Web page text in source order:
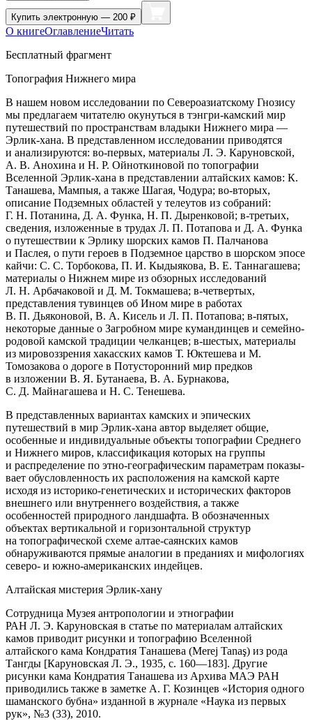
Купить электронную — 200 ₽
О книгеОглавлениеЧитать
Бесплатный фрагмент
Топография Нижнего мира
В нашем новом исследовании по Североазиатскому Гнозису
мы предлагаем читателю окунуться в тэнгри-камский мир
путешествий по пространствам владыки Нижнего мира —
Эрлик-хана. В представленном исследовании приводятся
и анализируются: во-первых, материалы Л. Э. Каруновской,
А. В. Анохина и Н. Р. Ойноткиновой по топографии
Вселенной Эрлик-хана в представлении алтайских камов: К.
Танашева, Мампыя, а также Шагая, Чодура; во-вторых,
описание Подземных областей у телеутов из собраний:
Г. Н. Потанина, Д. А. Функа, Н. П. Дыренковой; в-третьих,
све­дения, изложенные в трудах Л. П. Потапова и Д. А. Функа
о путешествии к Эрлику шорских камов П. Палчанова
и Паслея, о пути героев в Подземное царство в шорском эпосе
кайчи: С. С. Торбокова, П. И. Кыдыякова, В. Е. Тан­нагашева;
материалы о Нижнем мире из обзорных исследований
Л. Н. Ар­бачаковой и Д. М. Токмашева; в-четвертых,
представления тувинцев об Ином мире в работах
В. П. Дьяконовой, В. А. Кисель и Л. П. Потапова; в-пятых,
некоторые данные о Загробном мире кумандинцев и семейно-
родовой камской традиции челканцев; в-шестых, материалы
из мировоз­зрения хакасских камов Т. Юктешева и М.
Томозакова о дороге в Потусто­ронний мир предков
в изложении В. Я. Бутанаева, В. А. Бурнакова,
С. Д. Майнагашева и Н. С. Тенешева.
В представленных вариантах камских и эпических
путешествий в мир Эрлик-хана автор выделяет общие,
особенные и индивидуальные объекты топографии Среднего
и Нижнего миров, классификация которых на группы
и распределение по этно-географическим параметрам показы­
вает обусловленность их расположения на камской карте
исходя из исто­рико-генетических и исторических факторов
внешнего или внутреннего воздей­ствия, а также
особенностей природного ландшафта. В обозначен­ных
объектах вертикальной и горизонтальной структур
на топографиче­ской схеме алтае-саянских камов
обнаруживаются прямые аналогии в предани­ях и мифологиях
северо- и южно-американских индейцев.
Алтайская мистерия Эрлик-хану
Сотрудница Музея антропологии и этнографии
РАН Л. Э. Кару­новская в статье по материалам алтайских
камов приводит рисунки и топографию Вселенной
алтайского кама Кондратия Танашева (Merej Tanaş) из рода
Тангды [Каруновская Л. Э., 1935, с. 160—183]. Другие
рисунки кама Кондра­тия Танашева из Архива МАЭ РАН
приводились также в заметке А. Г. Ко­зинцев «История одного
шаманского бубна» изданной в журнале «Наука из первых
рук», №3 (33), 2010.